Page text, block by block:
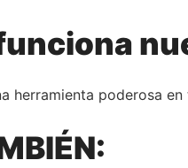
herramienta poderosa